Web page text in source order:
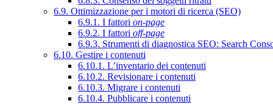
6.9. Ottimizzazione per i motori di ricerca (SEO)
6.9.1. I fattori on-page
6.9.2. I fattori off-page
6.9.3. Strumenti di diagnostica SEO: Search
6.10. Gestire i contenuti
6.10.1. L’inventario dei contenuti
6.10.2. Revisionare i contenuti
6.10.3. Migrare i contenuti
6.10.4. Pubblicare i contenuti